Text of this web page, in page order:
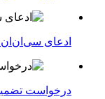
ادعای سی‌ان‌ان
درخواست تضمین